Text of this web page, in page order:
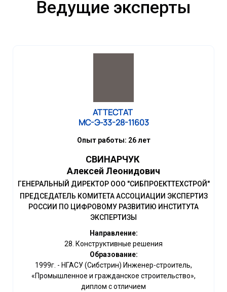
Ведущие эксперты
АТТЕСТАТ
МС-Э-33-28-11603
Опыт работы: 26 лет
СВИНАРЧУК
Алексей Леонидович
ГЕНЕРАЛЬНЫЙ ДИРЕКТОР ООО "СИБПРОЕКТТЕХСТРОЙ"
ПРЕДСЕДАТЕЛЬ КОМИТЕТА АССОЦИАЦИИ ЭКСПЕРТИЗ
РОССИИ ПО ЦИФРОВОМУ РАЗВИТИЮ ИНСТИТУТА
ЭКСПЕРТИЗЫ
Направление:
28. Конструктивные решения
Образование:
1999г. - НГАСУ (Сибстрин) Инженер-строитель,
«Промышленное и гражданское строительство»,
диплом с отличием